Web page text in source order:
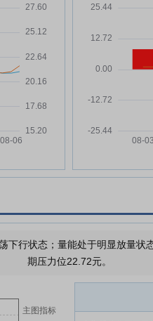
健尔康:健尔康医疗科技股份有限
年第一季度业绩说明会的公告
健尔康:中信建投证券股份有限公
司关于健尔康医疗科技股份有限公
司首次公开发行股票募集资金的存
放与使用情况之专项核查报告
公司第二届董事会第十七次会议决
健尔康:健尔康医疗科技股份有限
况报告
健尔康:健尔康医疗科技股份有限
公司董事、高级管理人员薪酬管理
下行状态；量能处于明显放量
期压力位22.72元。
主图指标